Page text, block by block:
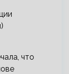
что